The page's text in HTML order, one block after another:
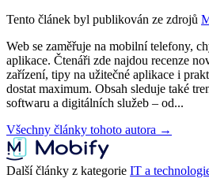
Tento článek byl publikován ze zdrojů
Web se zaměřuje na mobilní telefony,
aplikace. Čtenáři zde najdou recenze
zařízení, tipy na užitečné aplikace i
dostat maximum. Obsah sleduje také
softwaru a digitálních služeb – od...
Všechny články tohoto autora →
Další články z kategorie IT a